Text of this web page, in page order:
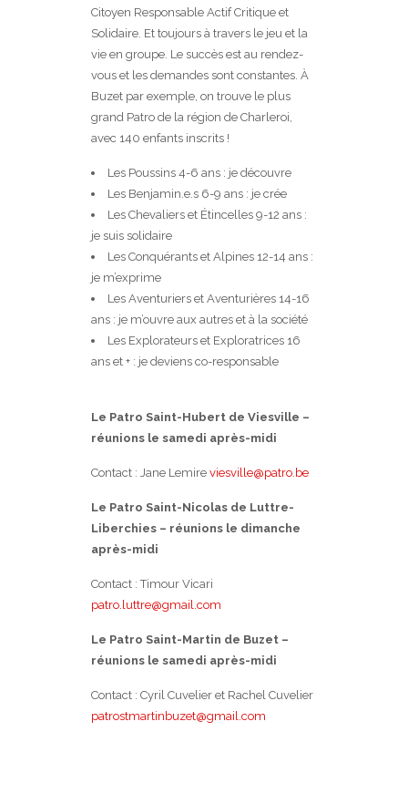
Citoyen Responsable Actif Critique et
Solidaire. Et toujours à travers le jeu et la
vie en groupe. Le succès est au rendez-
vous et les demandes sont constantes. À
Buzet par exemple, on trouve le plus
grand Patro de la région de Charleroi,
avec 140 enfants inscrits !
Les Poussins 4-6 ans : je découvre
Les Benjamin.e.s 6-9 ans : je crée
Les Chevaliers et Étincelles 9-12 ans :
je suis solidaire
Les Conquérants et Alpines 12-14 ans :
je m’exprime
Les Aventuriers et Aventurières 14-16
ans : je m’ouvre aux autres et à la société
Les Explorateurs et Exploratrices 16
ans et + : je deviens co-responsable
Le Patro Saint-Hubert de Viesville –
réunions le samedi après-midi
Contact : Jane Lemire viesville@patro.be
Le Patro Saint-Nicolas de Luttre-
Liberchies – réunions le dimanche
après-midi
Contact : Timour Vicari
patro.luttre@gmail.com
Le Patro Saint-Martin de Buzet –
réunions le samedi après-midi
Contact : Cyril Cuvelier et Rachel Cuvelier
patrostmartinbuzet@gmail.com